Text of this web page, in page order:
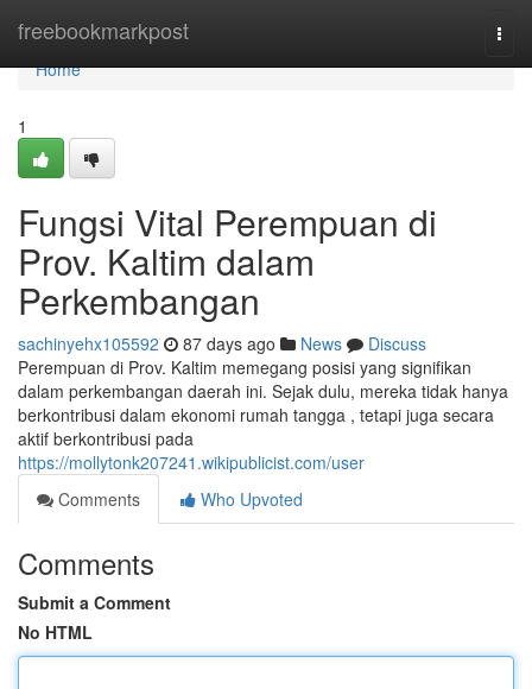
freebookmarkpost
Home
Home
1
Fungsi Vital Perempuan di
Prov. Kaltim dalam
Perkembangan
sachinyehx105592 87 days ago News
Discuss
Perempuan di Prov. Kaltim memegang posisi yang signifikan
dalam perkembangan daerah ini. Sejak dulu, mereka tidak hanya
berkontribusi dalam ekonomi rumah tangga , tetapi juga secara
aktif berkontribusi pada
https://mollytonk207241.wikipublicist.com/user
Comments
Who Upvoted
Comments
Submit a Comment
No HTML